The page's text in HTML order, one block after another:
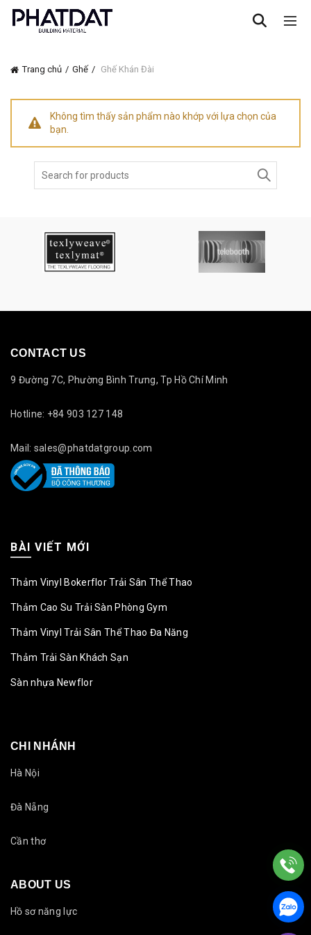
Trang chủ Ghế Ghế Khán Đài
Không tìm thấy sản phẩm nào khớp với lựa chọn của
bạn.
CONTACT US
9 Đường 7C, Phường Bình Trưng, Tp Hồ Chí Minh
Hotline: +84 903 127 148
Mail: sales@phatdatgroup.com
BÀI VIẾT MỚI
Thảm Vinyl Bokerflor Trải Sân Thể Thao
Thảm Cao Su Trải Sàn Phòng Gym
Thảm Vinyl Trải Sân Thể Thao Đa Năng
Thảm Trải Sàn Khách Sạn
Sàn nhựa Newflor
CHI NHÁNH
Hà Nội
Đà Nẵng
Cần thơ
ABOUT US
Hồ sơ năng lực